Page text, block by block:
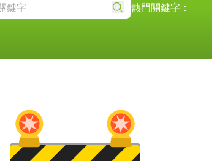
熱門關鍵字：